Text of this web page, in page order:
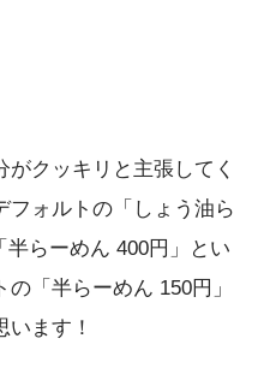
クッキリと主張してく
フォルトの「しょう油ら
らーめん 400円」とい
「半らーめん 150円」
ます！